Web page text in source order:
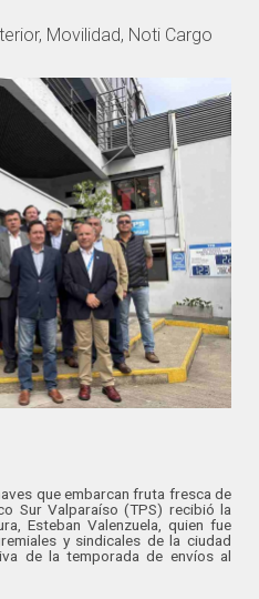
, Movilidad, Noti Cargo
que embarcan fruta fresca de
Sur Valparaíso (TPS) recibió la
Esteban Valenzuela, quien fue
y sindicales de la ciudad
de la temporada de envíos al